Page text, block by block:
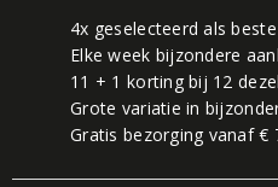
4x geselecteerd als
Elke week bijzondere
11 + 1 korting bij 12
Grote variatie in
Gratis bezorging vanaf